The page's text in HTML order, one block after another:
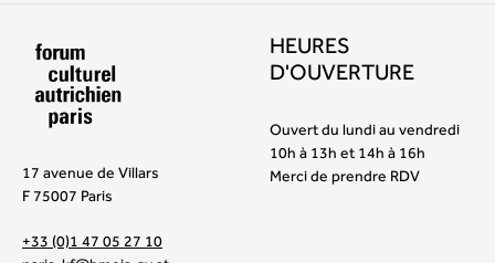
17 avenue de Villars
F 75007 Paris
+33 (0)1 47 05 27 10
HEURES
D'OUVERTURE
Ouvert du lundi au vendredi
10h à 13h et 14h à 16h
Merci de prendre RDV